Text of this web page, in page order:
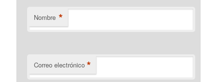
Nombre *
Correo electrónico *